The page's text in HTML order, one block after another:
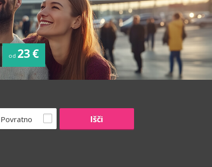
od 23 €
Povratno